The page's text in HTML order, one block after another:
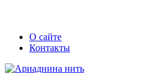
Skip
Secondary
left
Secondary
right
О сайте
Контакты